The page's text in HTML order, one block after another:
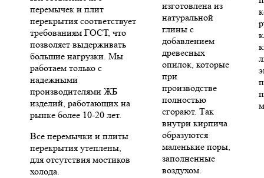
перемычек и плит
перекрытия соответствует
требованиям ГОСТ, что
позволяет выдерживать
большие нагрузки. Мы
работаем только с
надежными
производителями ЖБ
изделий, работающих на
рынке более 10-20 лет.
Все перемычки и плиты
перекрытия утеплены,
для отсутствия мостиков
холода.
изготовлена из
натуральной
глины с
добавлением
древесных
опилок, которые
при
производстве
полностью
сгорают. Так
внутри кирпича
образуются
маленькие поры,
заполненные
воздухом.